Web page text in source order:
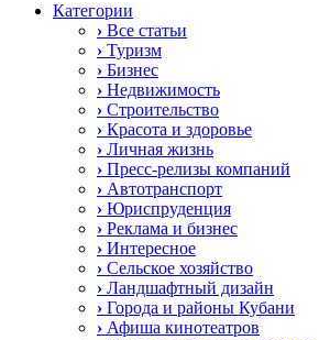
Категории
› Все статьи
› Туризм
› Бизнес
› Недвижимость
› Строительство
› Красота и здоровье
› Личная жизнь
› Пресс-релизы компаний
› Автотранспорт
› Юриспруденция
› Реклама и бизнес
› Интересное
› Сельское хозяйство
› Ландшафтный дизайн
› Города и районы Кубани
› Афиша кинотеатров